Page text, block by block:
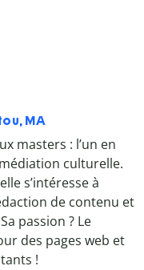
MA
masters : l’un en
culturelle.
s’intéresse à
de contenu et
passion ? Le
des pages web et
!